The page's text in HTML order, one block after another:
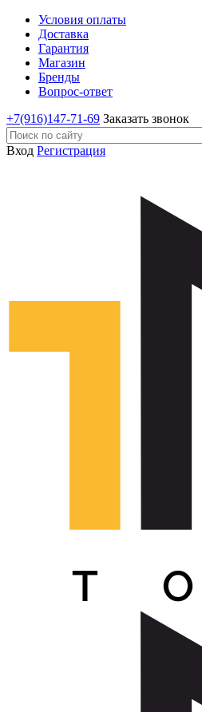
Условия оплаты
Доставка
Гарантия
Магазин
Бренды
Вопрос-ответ
+7(916)147-71-69 Заказать звонок
Вход Регистрация